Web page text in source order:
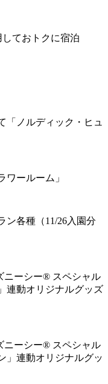
ておトクに宿泊
「ノルディック・ヒュ
ールーム」
ン各種（11/26入園分
ニーシー® スペシャル
連動オリジナルグッズ
ニーシー® スペシャル
」連動オリジナルグッ